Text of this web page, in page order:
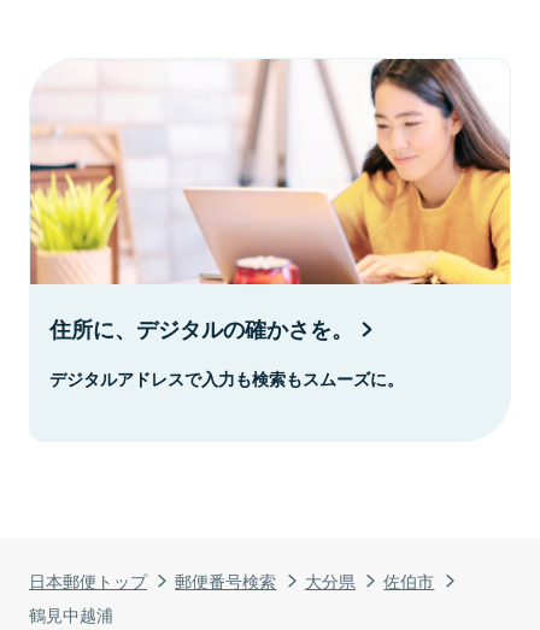
日本郵便トップ 郵便番号検索 大分県
佐伯市
鶴見中越浦
住所に、デジタルの確かさを。
デジタルアドレスで入力も検索もスムーズに。